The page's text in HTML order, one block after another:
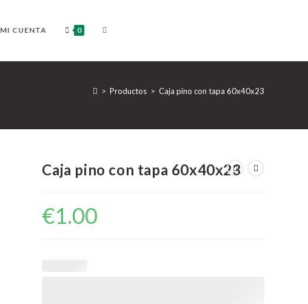
MI CUENTA 0 ALTERNAR
BÚSQUEDA
> Productos > Caja pino con tapa 60x40x23
Caja pino con tapa 60x40x23
€1.00